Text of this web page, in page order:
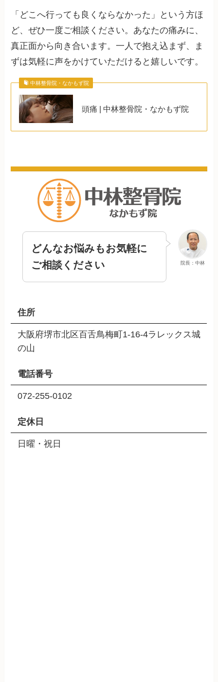
「どこへ行っても良くならなかった」という方ほ
ど、ぜひ一度ご相談ください。あなたの痛みに、
真正面から向き合います。一人で抱え込まず、ま
ずは気軽に声をかけていただけると嬉しいです。
中林整骨院・なかもず院
頭痛 | 中林整骨院・なかもず院
院長：中林
どんなお悩みもお気軽に
ご相談ください
住所
大阪府堺市北区百舌鳥梅町1-16-4ラレックス城
の山
電話番号
072-255-0102
定休日
日曜・祝日